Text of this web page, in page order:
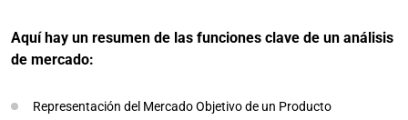
Aquí hay un resumen de las funciones clave de un análisis
de mercado:
Representación del Mercado Objetivo de un Producto